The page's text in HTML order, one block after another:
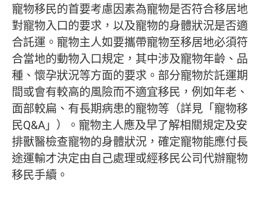
寵物移民的首要考慮因素為寵物是否符合移居地
對寵物入口的要求，以及寵物的身體狀況是否適
合託運。寵物主人如要攜帶寵物至移居地必須符
合當地的動物入口規定，其中涉及寵物年齡、品
種、懷孕狀況等方面的要求。部分寵物於託運期
間或會有較高的風險而不適宜移民，例如年老、
面部較扁、有長期病患的寵物等（詳見「寵物移
民Q&A」）。寵物主人應及早了解相關規定及安
排獸醫檢查寵物的身體狀況，確定寵物能應付長
途運輸才決定由自己處理或經移民公司代辦寵物
移民手續。